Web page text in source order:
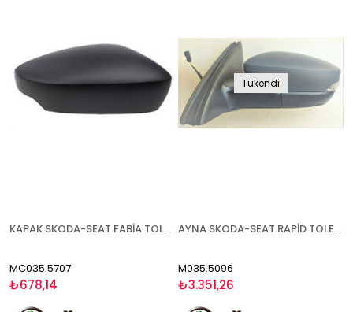
KAPAK SKODA-SEAT FABİA TOLEDO RAPİD 2015- SAĞ
MC035.5707
₺678,14
Tükendi
AYNA SKODA-SEAT RAPİD TOLEDO 2015- ELEKTRİKLİ ISITMALI ASTARLI SİNYALLİ SOL
M035.5096
₺3.351,26